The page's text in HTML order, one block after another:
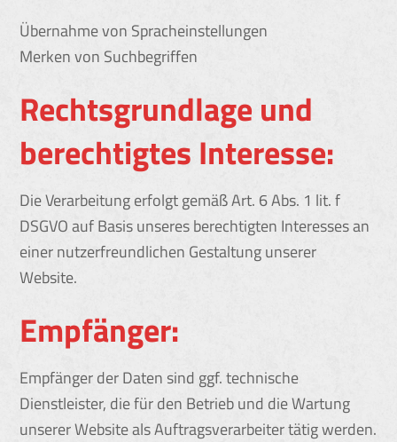
Übernahme von Spracheinstellungen
Merken von Suchbegriffen
Rechtsgrundlage und
berechtigtes Interesse:
Die Verarbeitung erfolgt gemäß Art. 6 Abs. 1 lit. f
DSGVO auf Basis unseres berechtigten Interesses an
einer nutzerfreundlichen Gestaltung unserer
Website.
Empfänger:
Empfänger der Daten sind ggf. technische
Dienstleister, die für den Betrieb und die Wartung
unserer Website als Auftragsverarbeiter tätig werden.